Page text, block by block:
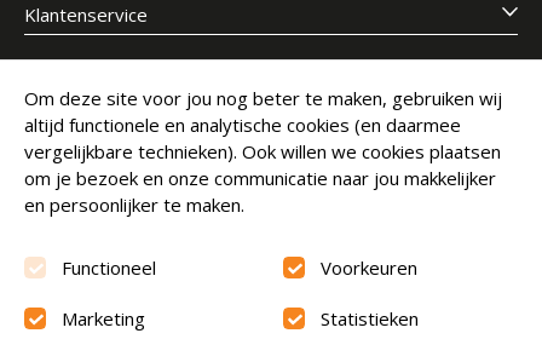
Klantenservice
Meld je aan voor onze nieuwsbrief
E-mailadres
Abonneer
Beoordeling9.6
Om deze site voor jou nog beter te maken, gebruiken wij
altijd functionele en analytische cookies (en daarmee
vergelijkbare technieken). Ook willen we cookies plaatsen
om je bezoek en onze communicatie naar jou makkelijker
en persoonlijker te maken.
Functioneel Voorkeuren
Marketing Statistieken